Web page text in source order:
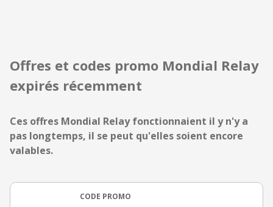
Offres et codes promo Mondial Relay
expirés récemment
Ces offres Mondial Relay fonctionnaient il y n'y a
pas longtemps, il se peut qu'elles soient encore
valables.
CODE PROMO